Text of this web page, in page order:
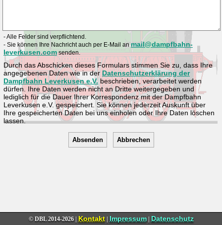
- Alle Felder sind verpflichtend.
- Sie können Ihre Nachricht auch per E-Mail an mail@dampfbahn-
leverkusen.comsenden.
Durch das Abschicken dieses Formulars stimmen Sie zu, dass Ihre
angegebenen Daten wie in derDatenschutzerklärung der
Dampfbahn Leverkusen e.V. beschrieben, verarbeitet werden
dürfen. Ihre Daten werden nicht an Dritte weitergegeben und
lediglich für die Dauer Ihrer Korrespondenz mit der Dampfbahn
Leverkusen e.V. gespeichert. Sie können jederzeit Auskunft über
Ihre gespeicherten Daten bei uns einholen oder Ihre Daten löschen
lassen.
© DBL2014-2026 | Kontakt| Impressum| Datenschutz